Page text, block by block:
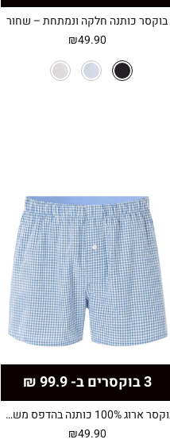
בוקסר כותנה חלקה ונמתחת – שחור
₪49.90
3 בוקסרים ב- 99.9 ₪
בוקסר ארוג 100% כותנה בהדפס משבצות
₪49.90